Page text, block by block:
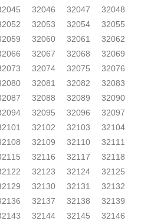
32046 32047
32048
32053 32054
32055
32060 32061
32062
32067 32068
32069
32074 32075
32076
32081 32082
32083
32088 32089
32090
32095 32096
32097
32102 32103
32104
32109 32110
32111
32116 32117
32118
32123 32124
32125
32130 32131
32132
32137 32138
32139
32144 32145
32146